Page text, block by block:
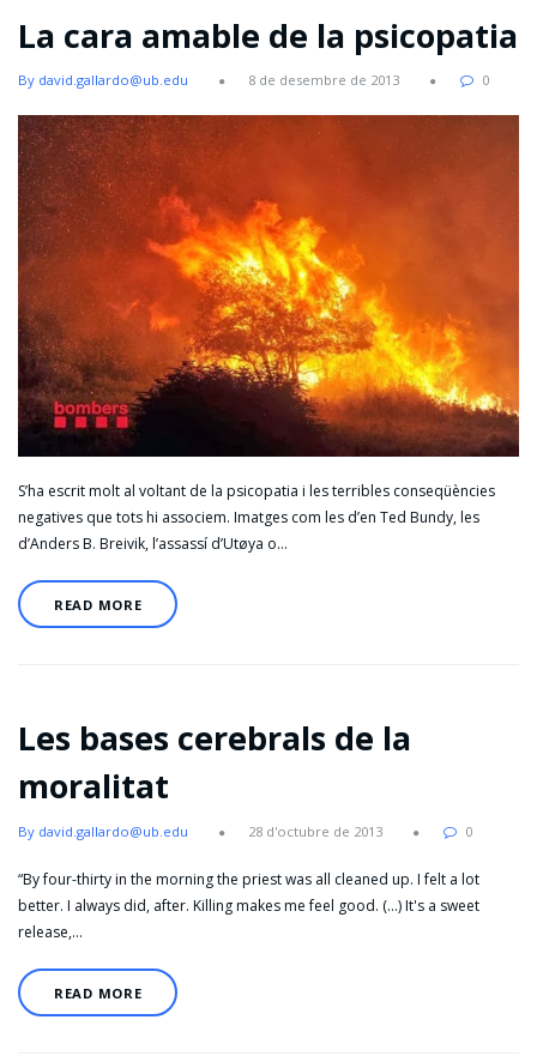
La cara amable de la psicopatia
By david.gallardo@ub.edu 8 de desembre de 2013 0
S’ha escrit molt al voltant de la psicopatia i les terribles conseqüències
negatives que tots hi associem. Imatges com les d’en Ted Bundy, les
d’Anders B. Breivik, l’assassí d’Utøya o…
READ MORE
Les bases cerebrals de la
moralitat
By david.gallardo@ub.edu 28 d'octubre de 2013 0
“By four-thirty in the morning the priest was all cleaned up. I felt a lot
better. I always did, after. Killing makes me feel good. (…) It's a sweet
release,…
READ MORE